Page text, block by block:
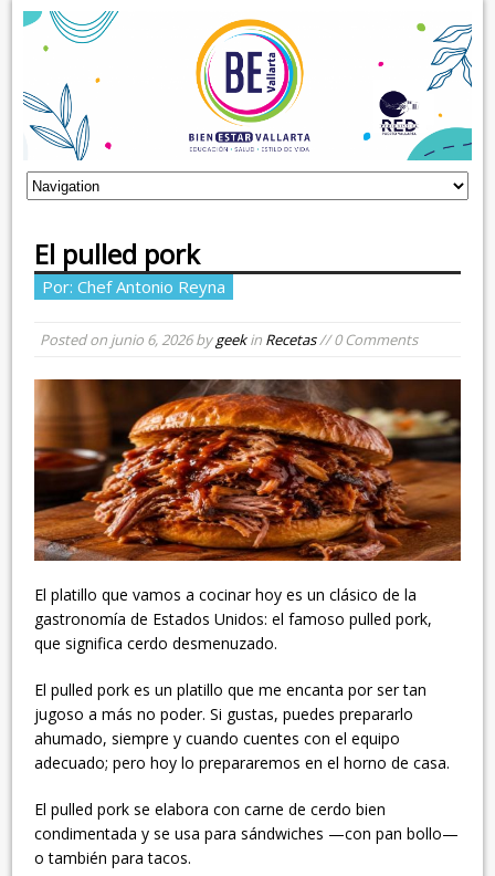
El pulled pork
Por: Chef Antonio Reyna
Posted on junio 6, 2026bygeekin Recetas// 0 Comments
El platillo que vamos a cocinar hoy es un clásico de la
gastronomía de Estados Unidos: el famoso pulled pork,
que significa cerdo desmenuzado.
El pulled pork es un platillo que me encanta por ser tan
jugoso a más no poder. Si gustas, puedes prepararlo
ahumado, siempre y cuando cuentes con el equipo
adecuado; pero hoy lo prepararemos en el horno de casa.
El pulled pork se elabora con carne de cerdo bien
condimentada y se usa para sándwiches —con pan bollo—
o también para tacos.